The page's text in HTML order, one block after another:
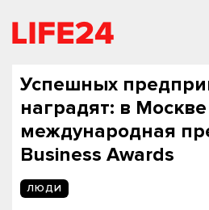
Успешных
наградят: в
международная
Business Awards
ЛЮДИ